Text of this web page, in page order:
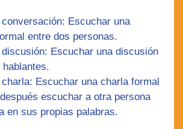
Escuchar una
entre dos personas.
Escuchar una discusión
Escuchar una charla formal
escuchar a otra persona
en sus propias palabras.